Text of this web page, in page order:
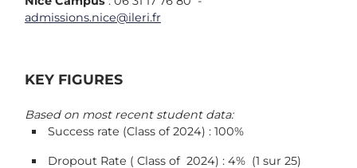
admissions.nice@ileri.fr
KEY FIGURES
Based on most recent student data:
Success rate (Class of 2024) : 100%
Dropout Rate ( Class of 2024) : 4% (1 sur 25)